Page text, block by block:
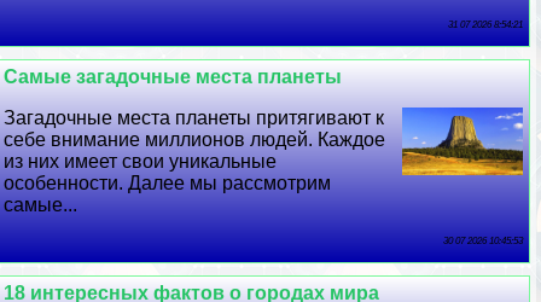
31 07 2026 8:54:21
Самые загадочные места планеты
Загадочные места планеты притягивают к
себе внимание миллионов людей. Каждое
из них имеет свои уникальные
особенности. Далее мы рассмотрим
самые...
30 07 2026 10:45:53
18 интересных фактов о городах мира